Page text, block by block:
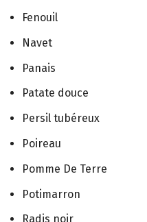
Fenouil
Navet
Panais
Patate douce
Persil tubéreux
Poireau
Pomme De Terre
Potimarron
Radis noir